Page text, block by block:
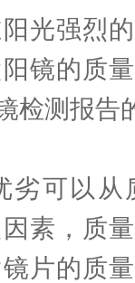
强烈的
镜的质
检测报告
可以从
素，质
片的质